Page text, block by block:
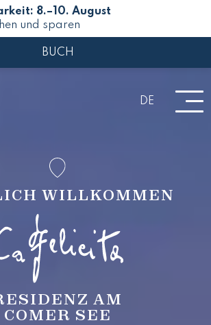
8.–10. August
und sparen
BUCH
DE
WILLKOMMEN
AM
COMER SEE